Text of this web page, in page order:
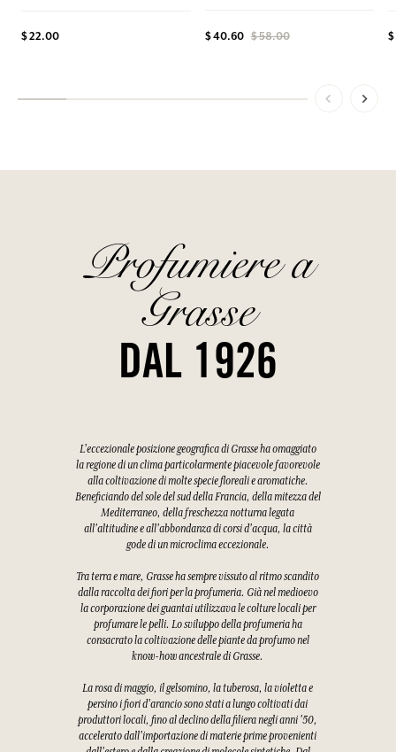
$ 22.00 $ 40.60 $ 58.00
Profumiere a
Grasse
DAL 1926
L'eccezionale posizione geografica di Grasse ha omaggiato
la regione di un clima particolarmente piacevole favorevole
alla coltivazione di molte specie floreali e aromatiche.
Beneficiando del sole del sud della Francia, della mitezza del
Mediterraneo, della freschezza notturna legata
all'altitudine e all'abbondanza di corsi d'acqua, la città
gode di un microclima eccezionale.
Tra terra e mare, Grasse ha sempre vissuto al ritmo scandito
dalla raccolta dei fiori per la profumeria. Già nel medioevo
la corporazione dei guantai utilizzava le colture locali per
profumare le pelli. Lo sviluppo della profumeria ha
consacrato la coltivazione delle piante da profumo nel
know-how ancestrale di Grasse.
La rosa di maggio, il gelsomino, la tuberosa, la violetta e
persino i fiori d'arancio sono stati a lungo coltivati dai
produttori locali, fino al declino della filiera negli anni '50,
accelerato dall'importazione di materie prime provenienti